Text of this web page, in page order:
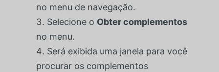
no menu de navegação.
Selecione o Obter complementos
no menu.
Será exibida uma janela para você
procurar os complementos